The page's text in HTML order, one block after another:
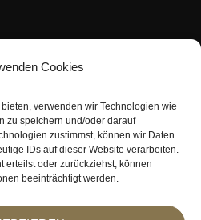
Cookies
verwenden wir Technologien wie
zu speichern und/oder darauf
zustimmst, können wir Daten
IDs auf dieser Website verarbeiten.
erteilst oder zurückziehst, können
beeinträchtigt werden.
MasterCard
Bank
Transfer
Klarna Sofort